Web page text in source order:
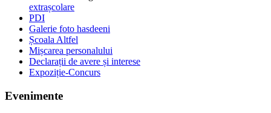
extrașcolare
PDI
Galerie foto hasdeeni
Școala Altfel
Mișcarea personalului
Declarații de avere și interese
Expoziție-Concurs
Evenimente